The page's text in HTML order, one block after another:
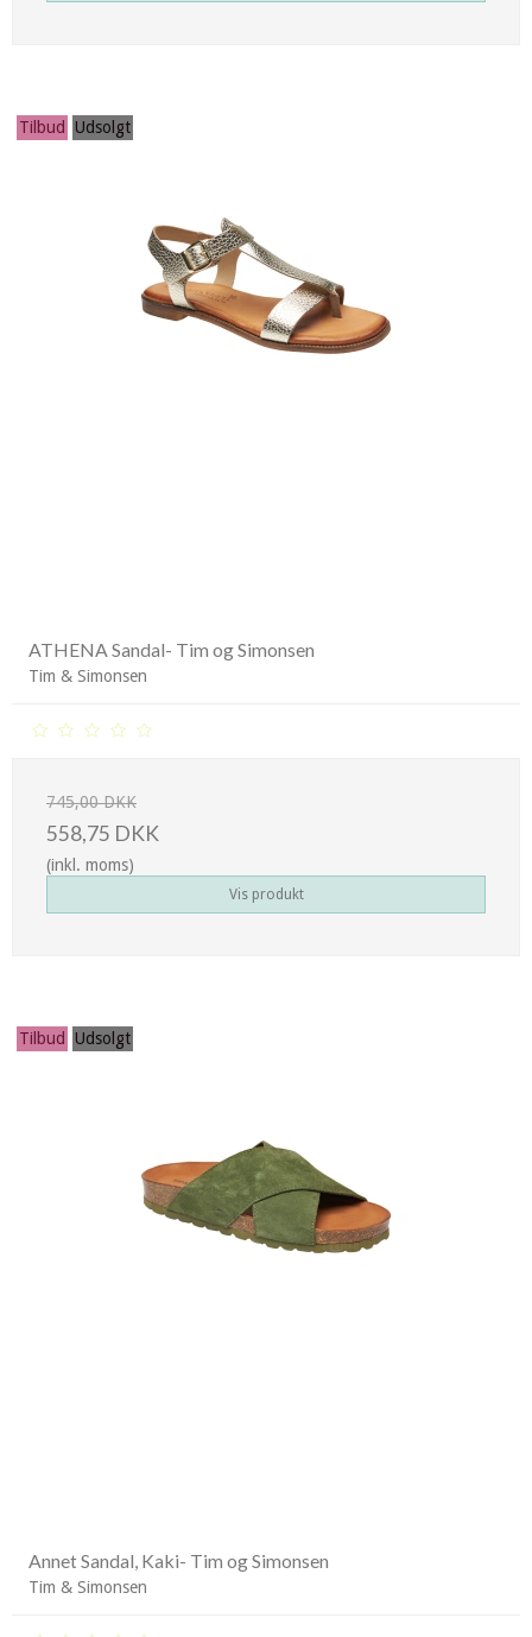
Tilbud Udsolgt
ATHENA Sandal- Tim og Simonsen
Tim & Simonsen
745,00 DKK
558,75 DKK
(inkl. moms)
Vis produkt
Tilbud Udsolgt
Annet Sandal, Kaki- Tim og Simonsen
Tim & Simonsen